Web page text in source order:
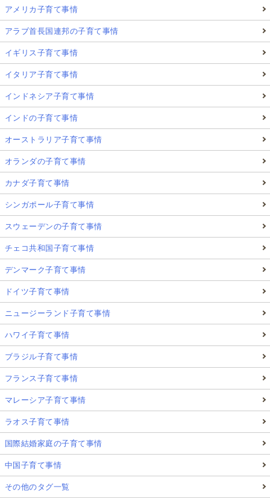
アメリカ子育て事情
アラブ首長国連邦の子育て事情
イギリス子育て事情
イタリア子育て事情
インドネシア子育て事情
インドの子育て事情
オーストラリア子育て事情
オランダの子育て事情
カナダ子育て事情
シンガポール子育て事情
スウェーデンの子育て事情
チェコ共和国子育て事情
デンマーク子育て事情
ドイツ子育て事情
ニュージーランド子育て事情
ハワイ子育て事情
ブラジル子育て事情
フランス子育て事情
マレーシア子育て事情
ラオス子育て事情
国際結婚家庭の子育て事情
中国子育て事情
その他のタグ一覧